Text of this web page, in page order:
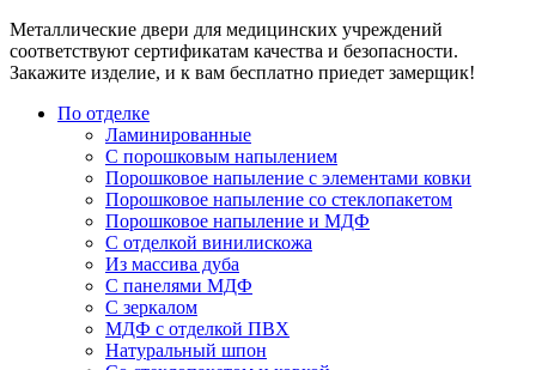
Металлические двери для медицинских учреждений
соответствуют сертификатам качества и безопасности.
Закажите изделие, и к вам бесплатно приедет замерщик!
По отделке
Ламинированные
С порошковым напылением
Порошковое напыление с элементами ковки
Порошковое напыление со стеклопакетом
Порошковое напыление и МДФ
С отделкой винилискожа
Из массива дуба
С панелями МДФ
С зеркалом
МДФ с отделкой ПВХ
Натуральный шпон